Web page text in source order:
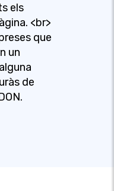
els
<br>
que
un
de